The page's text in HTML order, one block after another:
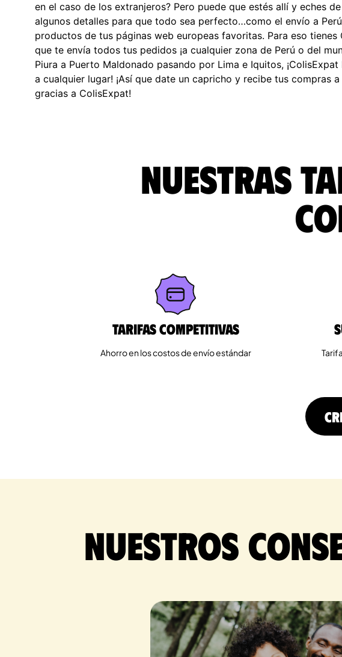
en el caso de los extranjeros? Pero puede que estés allí y eches
algunos detalles para que todo sea perfecto…como el envío a
productos de tus páginas web europeas favoritas. Para eso tienes
que te envía todos tus pedidos ¡a cualquier zona de Perú o del
Piura a Puerto Maldonado pasando por Lima e Iquitos, ¡ColisExpat
a cualquier lugar! ¡Así que date un capricho y recibe tus compras
gracias a ColisExpat!
Nuestras
Tarifas competitivas
Ahorro en los costos de envío estándar
Nuestros